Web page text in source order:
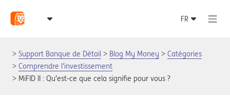
Support Banque de Détail Blog My Money
Catégories
Comprendre l'investissement
MiFID II : Qu’est-ce que cela signifie pour vous ?